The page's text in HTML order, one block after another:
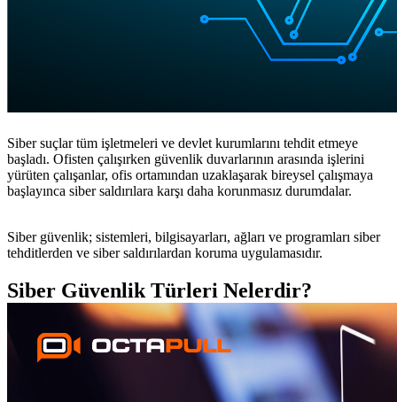
Siber suçlar tüm işletmeleri ve devlet kurumlarını tehdit etmeye
başladı. Ofisten çalışırken güvenlik duvarlarının arasında işlerini
yürüten çalışanlar, ofis ortamından uzaklaşarak bireysel çalışmaya
başlayınca siber saldırılara karşı daha korunmasız durumdalar.
Siber güvenlik; sistemleri, bilgisayarları, ağları ve programları siber
tehditlerden ve siber saldırılardan koruma uygulamasıdır.
Siber Güvenlik Türleri Nelerdir?